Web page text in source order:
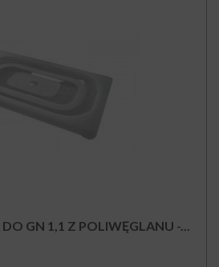
GN 1,1 Z POLIWĘGLANU -...